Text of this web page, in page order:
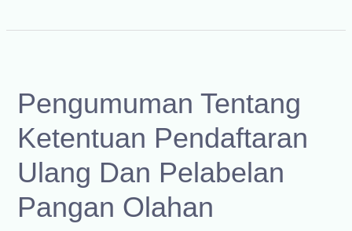
Badan
Keamanan
Tanggung
Jawab
Kita
Bersama
Pengumuman Tentang
Ketentuan Pendaftaran
Ulang Dan Pelabelan
Pangan Olahan